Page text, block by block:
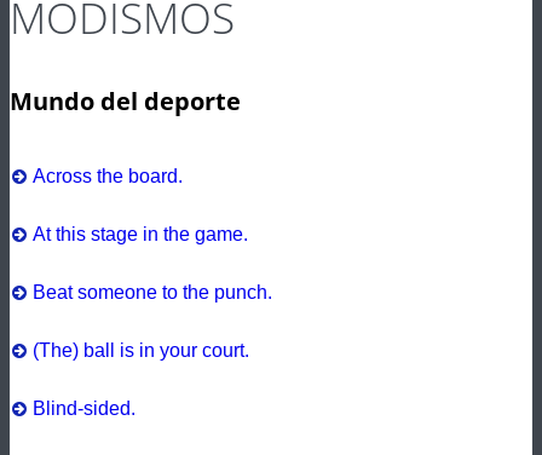
MODISMOS
Mundo del deporte
Across the board.
At this stage in the game.
Beat someone to the punch.
(The) ball is in your court.
Blind-sided.